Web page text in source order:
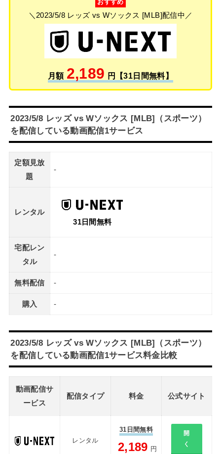
おすすめ
＼2023/5/8 レッズ vs Wソックス [MLB]配信中／
月額 2,189 円【31日間無料】
2023/5/8 レッズ vs Wソックス [MLB]（スポーツ）
を配信している動画配信1サービス
定額見放
題
-
レンタル
31日間無料
宅配レン
タル
-
無料配信 -
購入 -
2023/5/8 レッズ vs Wソックス [MLB]（スポーツ）
を配信している動画配信1サービス料金比較
動画配信サ
ービス
配信タイプ 料金 公式サイト
レンタル
31日間無料
2,189 円
開
く